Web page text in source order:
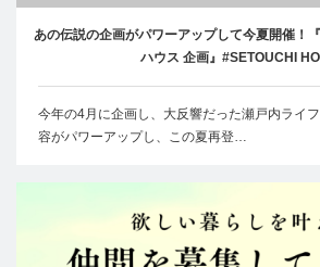
あの伝説の企画がパワーアップして今夏開催！
ハウス 企画』#SETOUCHI
今年の4月に企画し、大反響だった瀬戸内ライ
容がパワーアップし、この夏再登…